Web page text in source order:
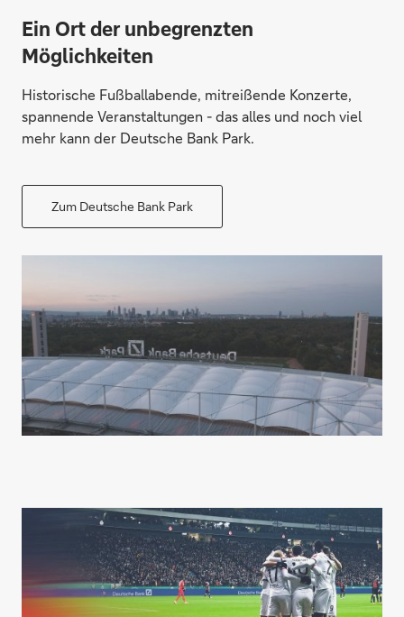
Ein Ort der unbegrenzten
Möglichkeiten
Historische Fußballabende, mitreißende Konzerte,
spannende Veranstaltungen - das alles und noch viel
mehr kann der Deutsche Bank Park.
Zum Deutsche Bank Park